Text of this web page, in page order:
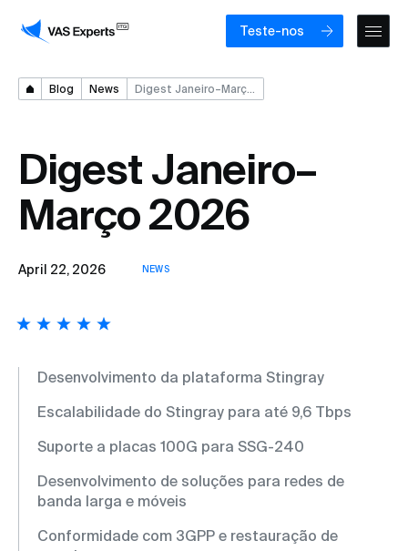
Teste-nos
Blog News
Digest Janeiro–
Março 2026
April 22, 2026 NEWS
Desenvolvimento da plataforma Stingray
Escalabilidade do Stingray para até 9,6 Tbps
Suporte a placas 100G para SSG-240
Desenvolvimento de soluções para redes de
banda larga e móveis
Conformidade com 3GPP e restauração de